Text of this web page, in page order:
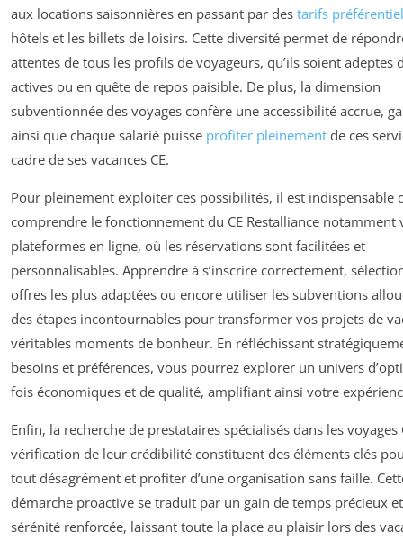
aux locations saisonnières en passant par des tarifs
hôtels et les billets de loisirs. Cette diversité permet de
attentes de tous les profils de voyageurs, qu’ils soient adeptes
actives ou en quête de repos paisible. De plus, la dimension
subventionnée des voyages confère une accessibilité accrue,
ainsi que chaque salarié puisse profiter pleinement de ces
cadre de ses vacances CE.
Pour pleinement exploiter ces possibilités, il est indispensable
comprendre le fonctionnement du CE Restalliance notamment
plateformes en ligne, où les réservations sont facilitées et
personnalisables. Apprendre à s’inscrire correctement,
offres les plus adaptées ou encore utiliser les subventions
des étapes incontournables pour transformer vos projets de
véritables moments de bonheur. En réfléchissant
besoins et préférences, vous pourrez explorer un univers
fois économiques et de qualité, amplifiant ainsi votre
Enfin, la recherche de prestataires spécialisés dans les voyages
vérification de leur crédibilité constituent des éléments clés
tout désagrément et profiter d’une organisation sans faille.
démarche proactive se traduit par un gain de temps précieux
sérénité renforcée, laissant toute la place au plaisir lors des